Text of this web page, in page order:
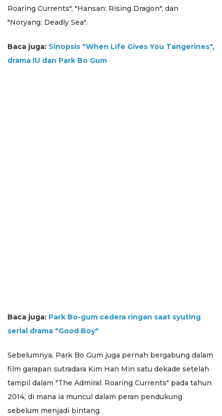
Roaring Currents", "Hansan: Rising Dragon", dan
"Noryang: Deadly Sea".
Baca juga: Sinopsis "When Life Gives You Tangerines",
drama IU dan Park Bo Gum
Baca juga: Park Bo-gum cedera ringan saat syuting
serial drama "Good Boy"
Sebelumnya, Park Bo Gum juga pernah bergabung dalam
film garapan sutradara Kim Han Min satu dekade setelah
tampil dalam "The Admiral: Roaring Currents" pada tahun
2014, di mana ia muncul dalam peran pendukung
sebelum menjadi bintang.